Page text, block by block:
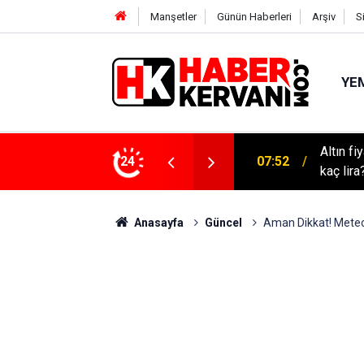
Manşetler Günün Haberleri Arşiv
24
İnci Taneleri ne zaman başlayacak? 07:52
Altın
kaç
Anasayfa Güncel Aman Dikkat!